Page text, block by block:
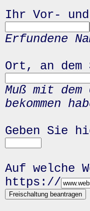
Ihr Vor- und
Erfundene
Ort, an
Muß mit
bekommen
Geben Sie
Auf welche
https://